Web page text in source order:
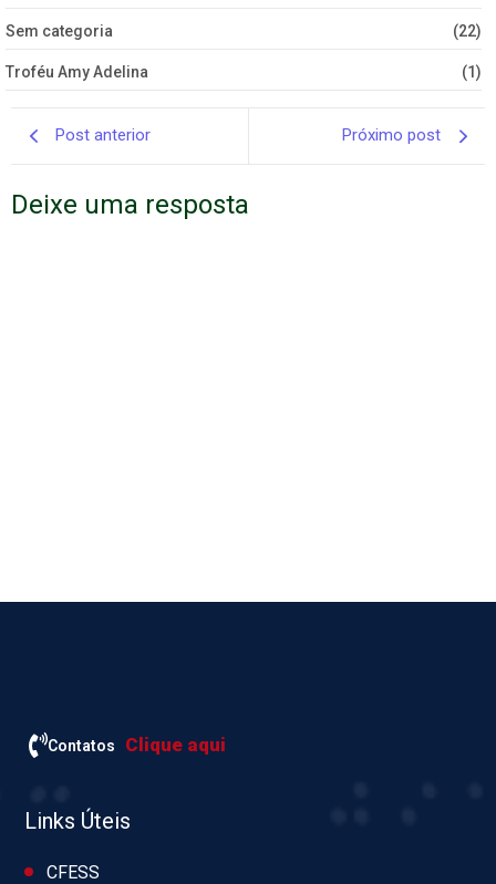
Sem categoria (22)
Troféu Amy Adelina (1)
Post anterior Próximo post
Deixe uma resposta
Contatos Clique aqui
Links Úteis
CFESS